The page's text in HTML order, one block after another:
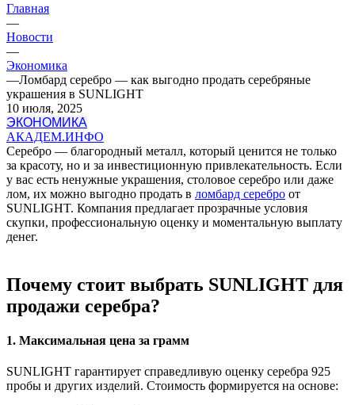
Главная
—
Новости
—
Экономика
—Ломбард серебро — как выгодно продать серебряные
украшения в SUNLIGHT
10 июля, 2025
ЭКОНОМИКА
АКАДЕМ.ИНФО
Серебро — благородный металл, который ценится не только
за красоту, но и за инвестиционную привлекательность. Если
у вас есть ненужные украшения, столовое серебро или даже
лом, их можно выгодно продать в ломбард серебро от
SUNLIGHT. Компания предлагает прозрачные условия
скупки, профессиональную оценку и моментальную выплату
денег.
Почему стоит выбрать SUNLIGHT для
продажи серебра?
1. Максимальная цена за грамм
SUNLIGHT гарантирует справедливую оценку серебра 925
пробы и других изделий. Стоимость формируется на основе: